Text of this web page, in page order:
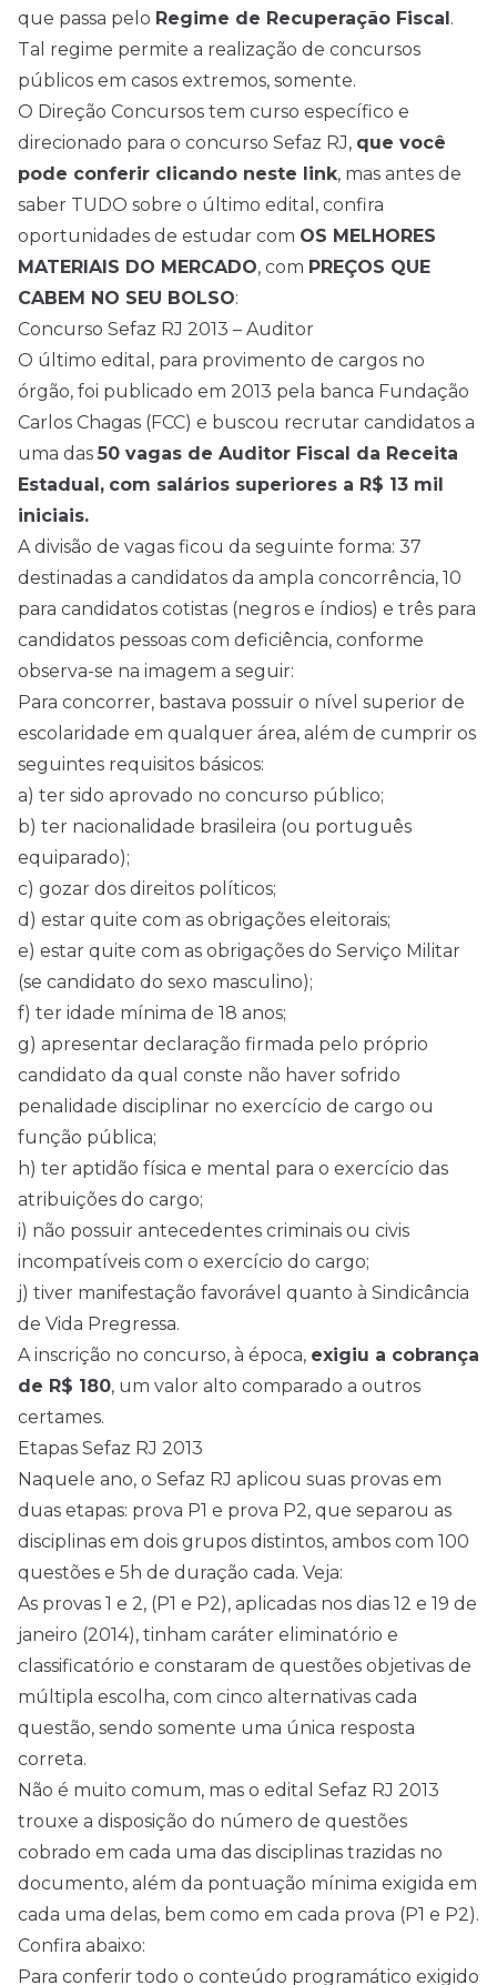
que passa pelo Regime de Recuperação Fiscal .
Tal regime permite a realização de concursos
públicos em casos extremos, somente.
O Direção Concursos tem curso específico e
direcionado para o concurso Sefaz RJ, que você
pode conferir clicando neste link, mas antes de
saber TUDO sobre o último edital, confira
oportunidades de estudar com OS MELHORES
MATERIAIS DO MERCADO, com PREÇOS QUE
CABEM NO SEU BOLSO:
Concurso Sefaz RJ 2013 – Auditor
O último edital, para provimento de cargos no
órgão, foi publicado em 2013 pela banca Fundação
Carlos Chagas (FCC) e buscou recrutar candidatos a
uma das 50 vagas de Auditor Fiscal da Receita
Estadual, com salários superiores a R$ 13 mil
iniciais.
A divisão de vagas ficou da seguinte forma: 37
destinadas a candidatos da ampla concorrência, 10
para candidatos cotistas (negros e índios) e três para
candidatos pessoas com deficiência, conforme
observa-se na imagem a seguir:
Para concorrer, bastava possuir o nível superior de
escolaridade em qualquer área, além de cumprir os
seguintes requisitos básicos:
a) ter sido aprovado no concurso público;
b) ter nacionalidade brasileira (ou português
equiparado);
c) gozar dos direitos políticos;
d) estar quite com as obrigações eleitorais;
e) estar quite com as obrigações do Serviço Militar
(se candidato do sexo masculino);
f) ter idade mínima de 18 anos;
g) apresentar declaração firmada pelo próprio
candidato da qual conste não haver sofrido
penalidade disciplinar no exercício de cargo ou
função pública;
h) ter aptidão física e mental para o exercício das
atribuições do cargo;
i) não possuir antecedentes criminais ou civis
incompatíveis com o exercício do cargo;
j) tiver manifestação favorável quanto à Sindicância
de Vida Pregressa.
A inscrição no concurso, à época, exigiu a cobrança
de R$ 180, um valor alto comparado a outros
certames.
Etapas Sefaz RJ 2013
Naquele ano, o Sefaz RJ aplicou suas provas em
duas etapas: prova P1 e prova P2, que separou as
disciplinas em dois grupos distintos, ambos com 100
questões e 5h de duração cada. Veja:
As provas 1 e 2, (P1 e P2), aplicadas nos dias 12 e 19 de
janeiro (2014), tinham caráter eliminatório e
classificatório e constaram de questões objetivas de
múltipla escolha, com cinco alternativas cada
questão, sendo somente uma única resposta
correta.
Não é muito comum, mas o edital Sefaz RJ 2013
trouxe a disposição do número de questões
cobrado em cada uma das disciplinas trazidas no
documento, além da pontuação mínima exigida em
cada uma delas, bem como em cada prova (P1 e P2).
Confira abaixo:
Para conferir todo o conteúdo programático exigido